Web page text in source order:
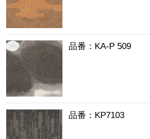
品番：KA-P 509
品番：KP7103